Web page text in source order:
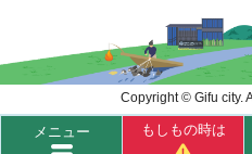
メニュー もしもの時は
Copyright © Gifu city.